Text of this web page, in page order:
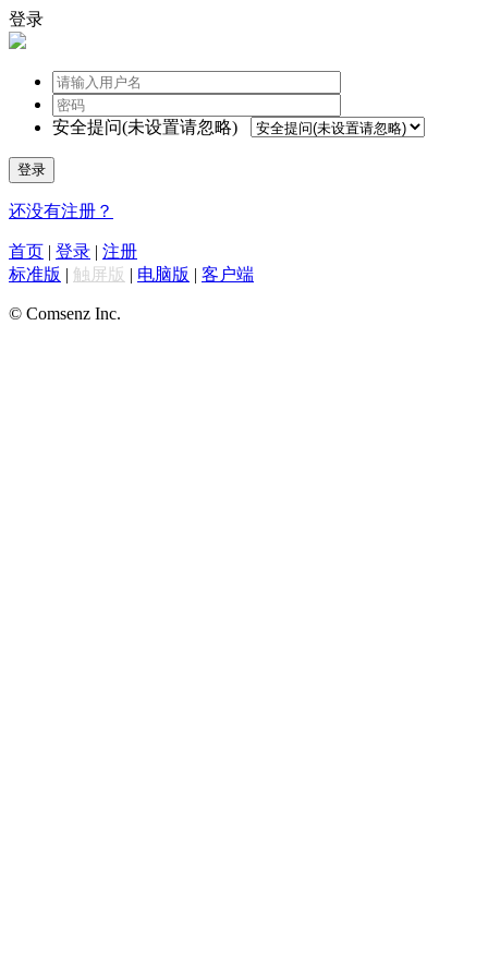
登录
安全提问(未设置请忽略)
登录
还没有注册？
首页 | 登录 | 注册
标准版 | 触屏版 | 电脑版 | 客户端
© Comsenz Inc.